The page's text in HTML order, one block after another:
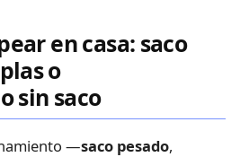
en casa: saco
o
sin saco
—saco pesado,